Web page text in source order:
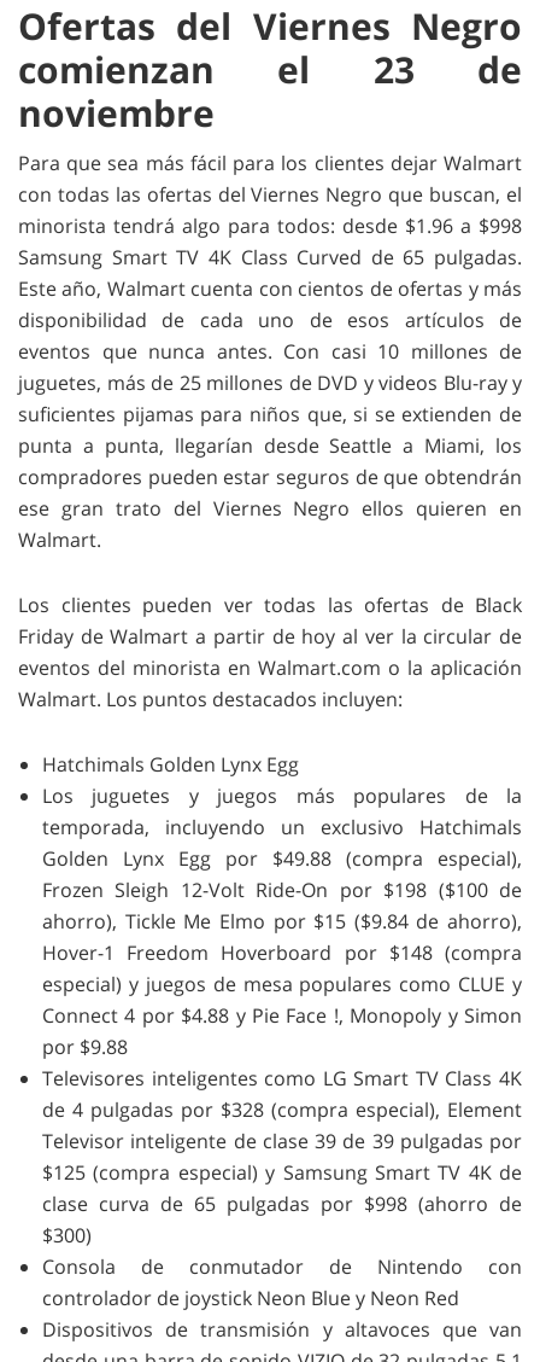
Ofertas del Viernes Negro
comienzan el 23 de
noviembre
Para que sea más fácil para los clientes dejar Walmart
con todas las ofertas del Viernes Negro que buscan, el
minorista tendrá algo para todos: desde $1.96 a $998
Samsung Smart TV 4K Class Curved de 65 pulgadas.
Este año, Walmart cuenta con cientos de ofertas y más
disponibilidad de cada uno de esos artículos de
eventos que nunca antes. Con casi 10 millones de
juguetes, más de 25 millones de DVD y videos Blu-ray y
suficientes pijamas para niños que, si se extienden de
punta a punta, llegarían desde Seattle a Miami, los
compradores pueden estar seguros de que obtendrán
ese gran trato del Viernes Negro ellos quieren en
Walmart.
Los clientes pueden ver todas las ofertas de Black
Friday de Walmart a partir de hoy al ver la circular de
eventos del minorista en Walmart.com o la aplicación
Walmart. Los puntos destacados incluyen:
Hatchimals Golden Lynx Egg
Los juguetes y juegos más populares de la
temporada, incluyendo un exclusivo Hatchimals
Golden Lynx Egg por $49.88 (compra especial),
Frozen Sleigh 12-Volt Ride-On por $198 ($100 de
ahorro), Tickle Me Elmo por $15 ($9.84 de ahorro),
Hover-1 Freedom Hoverboard por $148 (compra
especial) y juegos de mesa populares como CLUE y
Connect 4 por $4.88 y Pie Face !, Monopoly y Simon
por $9.88
Televisores inteligentes como LG Smart TV Class 4K
de 4 pulgadas por $328 (compra especial), Element
Televisor inteligente de clase 39 de 39 pulgadas por
$125 (compra especial) y Samsung Smart TV 4K de
clase curva de 65 pulgadas por $998 (ahorro de
$300)
Consola de conmutador de Nintendo con
controlador de joystick Neon Blue y Neon Red
Dispositivos de transmisión y altavoces que van